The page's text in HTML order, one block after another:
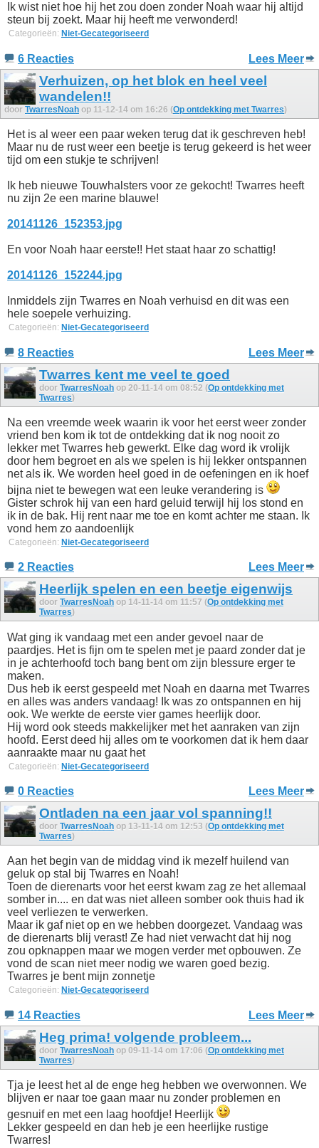
Ik wist niet hoe hij het zou doen zonder Noah waar hij altijd
steun bij zoekt. Maar hij heeft me verwonderd!
Categorieën: Niet-Gecategoriseerd
6 Reacties Lees Meer
Verhuizen, op het blok en heel veel
wandelen!!
door TwarresNoah op 11-12-14 om 16:26 (Op ontdekking met Twarres)
Het is al weer een paar weken terug dat ik geschreven heb!
Maar nu de rust weer een beetje is terug gekeerd is het weer
tijd om een stukje te schrijven!
Ik heb nieuwe Touwhalsters voor ze gekocht! Twarres heeft
nu zijn 2e een marine blauwe!
20141126_152353.jpg
En voor Noah haar eerste!! Het staat haar zo schattig!
20141126_152244.jpg
Inmiddels zijn Twarres en Noah verhuisd en dit was een
hele soepele verhuizing.
Categorieën: Niet-Gecategoriseerd
8 Reacties Lees Meer
Twarres kent me veel te goed
door TwarresNoah op 20-11-14 om 08:52 (Op ontdekking met
Twarres)
Na een vreemde week waarin ik voor het eerst weer zonder
vriend ben kom ik tot de ontdekking dat ik nog nooit zo
lekker met Twarres heb gewerkt. Elke dag word ik vrolijk
door hem begroet en als we spelen is hij lekker ontspannen
net als ik. We worden heel goed in de oefeningen en ik hoef
bijna niet te bewegen wat een leuke verandering is
Gister schrok hij van een hard geluid terwijl hij los stond en
ik in de bak. Hij rent naar me toe en komt achter me staan. Ik
vond hem zo aandoenlijk
Categorieën: Niet-Gecategoriseerd
2 Reacties Lees Meer
Heerlijk spelen en een beetje eigenwijs
door TwarresNoah op 14-11-14 om 11:57 (Op ontdekking met
Twarres)
Wat ging ik vandaag met een ander gevoel naar de
paardjes. Het is fijn om te spelen met je paard zonder dat je
in je achterhoofd toch bang bent om zijn blessure erger te
maken.
Dus heb ik eerst gespeeld met Noah en daarna met Twarres
en alles was anders vandaag! Ik was zo ontspannen en hij
ook. We werkte de eerste vier games heerlijk door.
Hij word ook steeds makkelijker met het aanraken van zijn
hoofd. Eerst deed hij alles om te voorkomen dat ik hem daar
aanraakte maar nu gaat het
Categorieën: Niet-Gecategoriseerd
0 Reacties Lees Meer
Ontladen na een jaar vol spanning!!
door TwarresNoah op 13-11-14 om 12:53 (Op ontdekking met
Twarres)
Aan het begin van de middag vind ik mezelf huilend van
geluk op stal bij Twarres en Noah!
Toen de dierenarts voor het eerst kwam zag ze het allemaal
somber in.... en dat was niet alleen somber ook thuis had ik
veel verliezen te verwerken.
Maar ik gaf niet op en we hebben doorgezet. Vandaag was
de dierenarts blij verast! Ze had niet verwacht dat hij nog
zou opknappen maar we mogen verder met opbouwen. Ze
vond de scan niet meer nodig we waren goed bezig.
Twarres je bent mijn zonnetje
Categorieën: Niet-Gecategoriseerd
14 Reacties Lees Meer
Heg prima! volgende probleem...
door TwarresNoah op 09-11-14 om 17:06 (Op ontdekking met
Twarres)
Tja je leest het al de enge heg hebben we overwonnen. We
blijven er naar toe gaan maar nu zonder problemen en
gesnuif en met een laag hoofdje! Heerlijk
Lekker gespeeld en dan heb je een heerlijke rustige
Twarres!